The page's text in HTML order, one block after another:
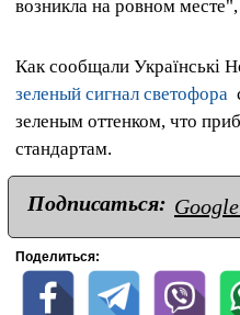
возникла на ровном
Как сообщали Українськi
зеленый сигнал светофора
зеленым оттенком, что
стандартам.
Подписаться:
Поделиться: